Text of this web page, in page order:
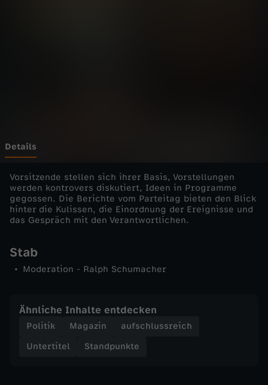
B
e
r
c
t
v
Details
Vorsitzende stellen sich ihrer Basis, Vorstellungen
werden kontrovers diskutiert, Ideen in Programme
gegossen. Die Berichte vom Parteitag bieten den Blick
hinter die Kulissen, die Einordnung der Ereignisse und
das Gespräch mit den Verantwortlichen.
Stab
Moderation - Ralph Schumacher
Ähnliche Inhalte entdecken
Politik Magazin
aufschlussreich
Untertitel
Standpunkte